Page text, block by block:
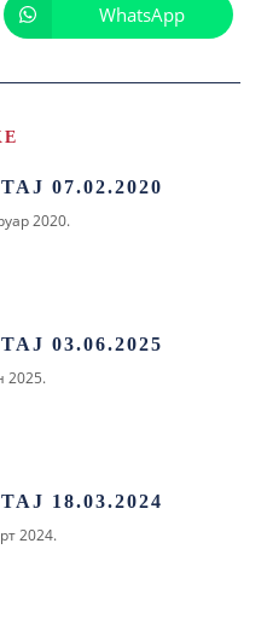
WhatsApp
07.02.2020
2020.
03.06.2025
2025.
18.03.2024
2024.